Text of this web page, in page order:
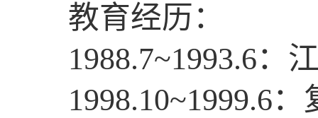
教育经历 ：
1988.7~1993.6：
1998.10~1999.6：